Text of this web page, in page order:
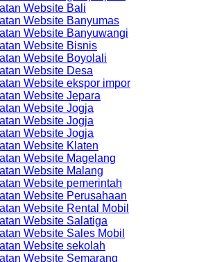
Website Bali
Website Banyumas
Website Banyuwangi
Website Bisnis
Website Boyolali
Website Desa
Website ekspor impor
Website Jepara
Website Jogja
Website Jogja
Website Jogja
Website Klaten
Website Magelang
Website Malang
Website pemerintah
Website Perusahaan
Website Rental Mobil
Website Salatiga
Website Sales Mobil
Website sekolah
Website Semarang